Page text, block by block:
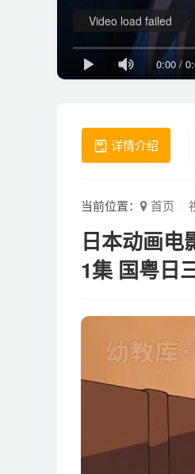
0:00 /
Video load failed
详情介绍
当前位置： 首页
日本动画电
1集 国粤日